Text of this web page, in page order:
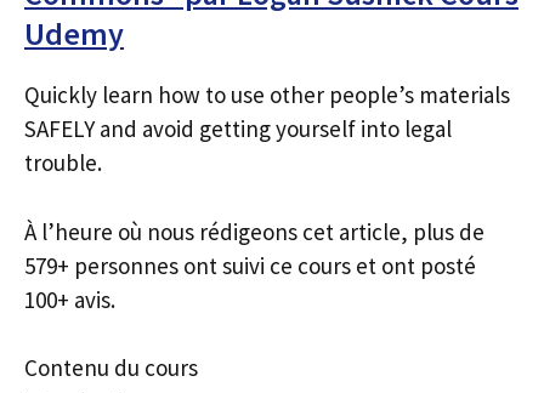
Udemy
Quickly learn how to use other people’s materials
SAFELY and avoid getting yourself into legal
trouble.
À l’heure où nous rédigeons cet article, plus de
579+ personnes ont suivi ce cours et ont posté
100+ avis.
Contenu du cours